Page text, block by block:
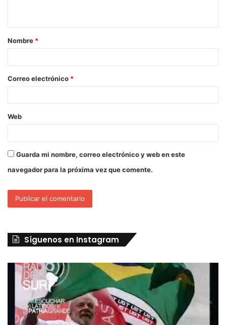
Nombre *
Correo electrónico *
Web
Guarda mi nombre, correo electrónico y web en este
navegador para la próxima vez que comente.
Síguenos en Instagram